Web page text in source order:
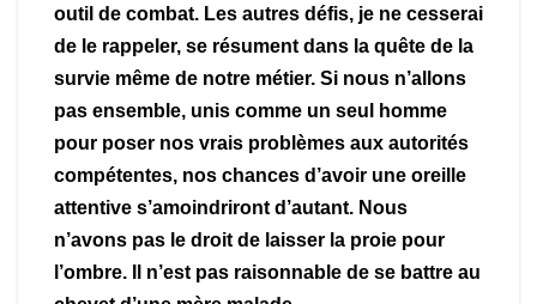
outil de combat. Les autres défis, je ne cesserai
de le rappeler, se résument dans la quête de la
survie même de notre métier. Si nous n’allons
pas ensemble, unis comme un seul homme
pour poser nos vrais problèmes aux autorités
compétentes, nos chances d’avoir une oreille
attentive s’amoindriront d’autant. Nous
n’avons pas le droit de laisser la proie pour
l’ombre. Il n’est pas raisonnable de se battre au